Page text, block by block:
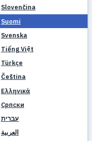
Slovenčina
Suomi
Svenska
Tiếng Việt
Türkçe
Čeština
Ελληνικά
Српски
עברית
العربية
Häät
Blogit
Kumppanit
Indonesia
Magyar
Română
简体中文